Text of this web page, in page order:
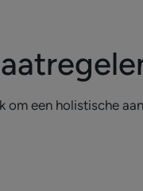
een holistische